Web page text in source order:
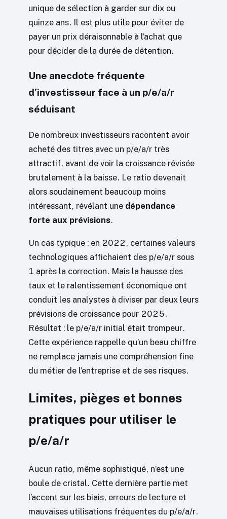
unique de sélection à garder sur dix ou
quinze ans. Il est plus utile pour éviter de
payer un prix déraisonnable à l’achat que
pour décider de la durée de détention.
Une anecdote fréquente
d’investisseur face à un p/e/a/r
séduisant
De nombreux investisseurs racontent avoir
acheté des titres avec un p/e/a/r très
attractif, avant de voir la croissance révisée
brutalement à la baisse. Le ratio devenait
alors soudainement beaucoup moins
intéressant, révélant une dépendance
forte aux prévisions.
Un cas typique : en 2022, certaines valeurs
technologiques affichaient des p/e/a/r sous
1 après la correction. Mais la hausse des
taux et le ralentissement économique ont
conduit les analystes à diviser par deux leurs
prévisions de croissance pour 2025.
Résultat : le p/e/a/r initial était trompeur.
Cette expérience rappelle qu’un beau chiffre
ne remplace jamais une compréhension fine
du métier de l’entreprise et de ses risques.
Limites, pièges et bonnes
pratiques pour utiliser le
p/e/a/r
Aucun ratio, même sophistiqué, n’est une
boule de cristal. Cette dernière partie met
l’accent sur les biais, erreurs de lecture et
mauvaises utilisations fréquentes du p/e/a/r.